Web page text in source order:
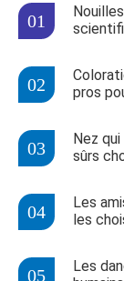
pros
Nez
sûrs
Les
les
Les